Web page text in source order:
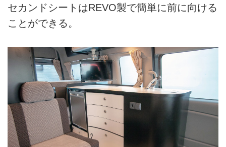
セカンドシートはREVO製で簡単に前に向ける
ことができる。